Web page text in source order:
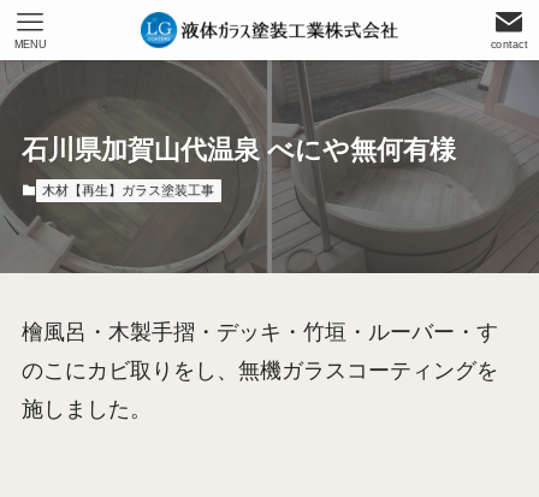
contact
MENU
石川県加賀山代温泉 べにや無何有様
木材【再生】ガラス塗装工事
檜風呂・木製手摺・デッキ・竹垣・ルーバー・す
のこにカビ取りをし、無機ガラスコーティングを
施しました。